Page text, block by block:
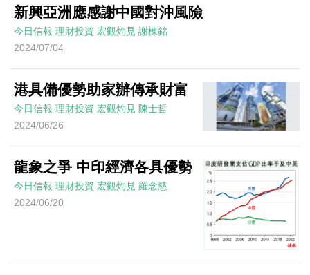
新興亞洲應感謝中國對沖風險
今日信報 理財投資 宏觀灼見 謝棟銘
2024/07/04
港具備優勢助家辦傳承財富
今日信報 理財投資 宏觀灼見 陳士哲
2024/06/26
龍象之爭 中印經濟各具優勢
今日信報 理財投資 宏觀灼見 羅念慈
2024/06/20